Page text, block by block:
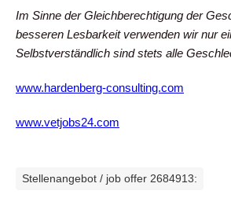
Im Sinne der Gleichberechtigung der
besseren Lesbarkeit verwenden wir nur
Selbstverständlich sind stets alle
www.hardenberg-consulting.com
www.vetjobs24.com
Stellenangebot / job offer 2684913: